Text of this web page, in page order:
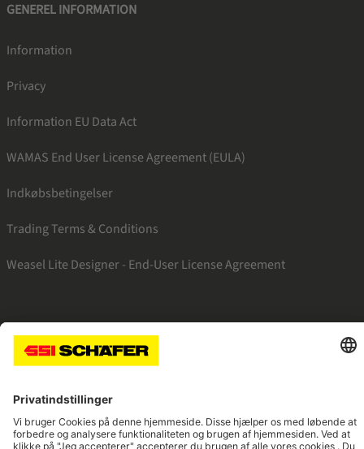
GENEREL INFORMATION
Information
Privacy
Information EU Data Act
WAMAS End User License Agreement (EULA)
Indkøbsbetingelser
Trading Terms & Conditions
Weasel Lite Designer - End-User License Agreement
SSI facebookSSI youtubeSSI linkedin